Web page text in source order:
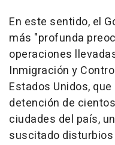
En este sentido, el
más "profunda
operaciones
Inmigración y
Estados Unidos,
detención de
ciudades del país,
suscitado